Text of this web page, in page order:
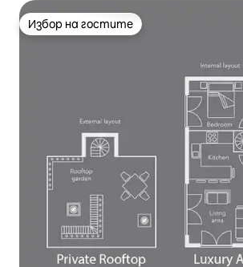
Избор на гостите
Избор на гостите